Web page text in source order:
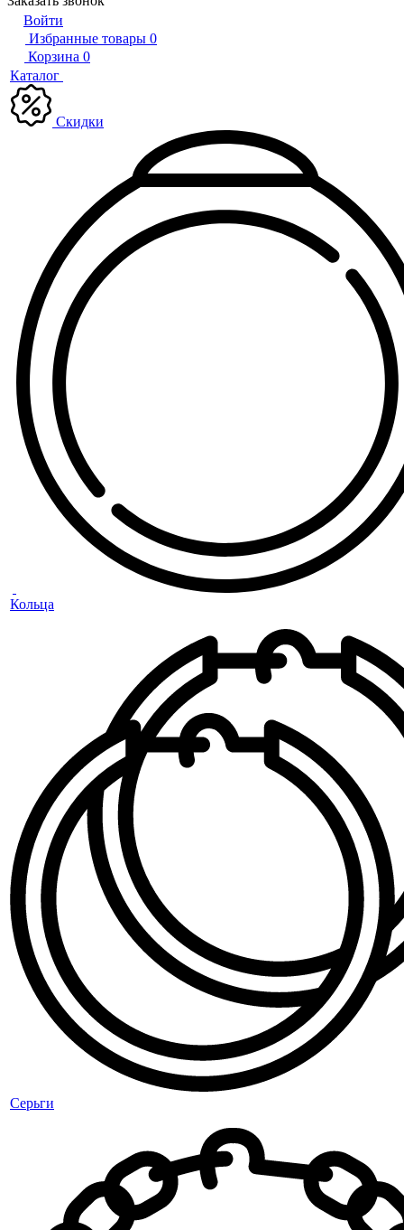
Войти
Избранные товары 0
Корзина 0
Каталог
Скидки
Кольца
Серьги